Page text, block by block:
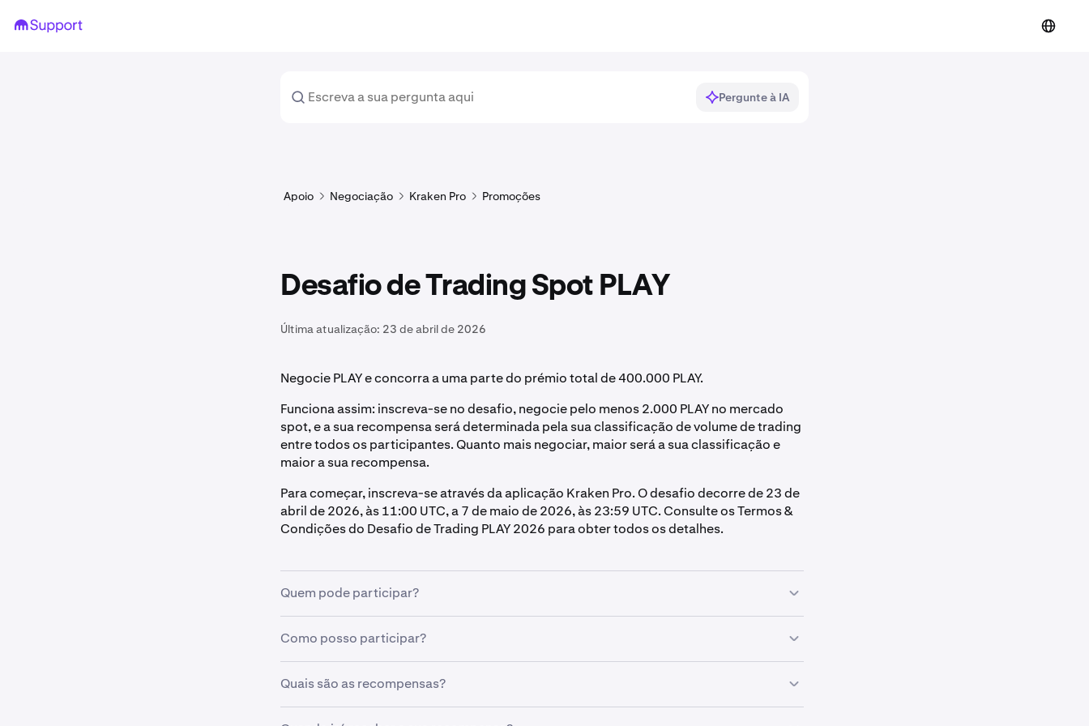
Pergunte à IA
Apoio Negociação Kraken Pro Promoções
Desafio de Trading Spot PLAY
Última atualização: 23 de abril de 2026
Negocie PLAY e concorra a uma parte do prémio total de 400.000 PLAY.
Funciona assim: inscreva-se no desafio, negocie pelo menos 2.000 PLAY no mercado
spot, e a sua recompensa será determinada pela sua classificação de volume de trading
entre todos os participantes. Quanto mais negociar, maior será a sua classificação e
maior a sua recompensa.
Para começar, inscreva-se através da aplicação Kraken Pro. O desafio decorre de 23 de
abril de 2026, às 11:00 UTC, a 7 de maio de 2026, às 23:59 UTC. Consulte os Termos &
Condições do Desafio de Trading PLAY 2026 para obter todos os detalhes.
Quem pode participar?
Para se qualificar, você deve:
Residir numa região suportada
Ter uma conta Kraken verificada e em situação regular
Como posso participar?
Na aplicação Kraken Pro:
Toque emMais
Quais são as recompensas?
A sua recompensa é determinada pela sua classificação de volume de trading entre